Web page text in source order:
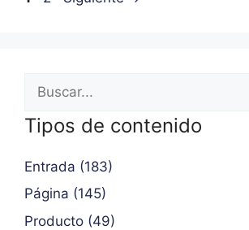
Tipos de contenido
Entrada (183)
Página (145)
Producto (49)